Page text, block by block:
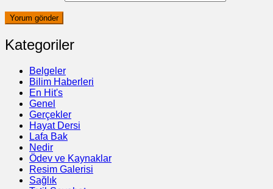
Kategoriler
Belgeler
Bilim Haberleri
En Hit's
Genel
Gerçekler
Hayat Dersi
Lafa Bak
Nedir
Ödev ve Kaynaklar
Resim Galerisi
Sağlık